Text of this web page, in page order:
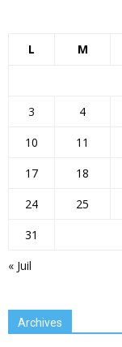
L M
« Juil
3
4
10
11
17
18
24
25
31
Archives